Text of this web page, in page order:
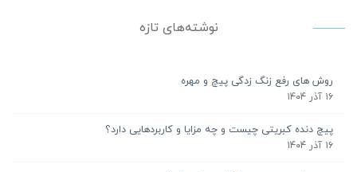
نوشته‌های تازه
روش های رفع زنگ زدگی پیچ و مهره
۱۶ آذر ۱۴۰۴
پیچ دنده کبریتی چیست و چه مزایا و کاربردهایی دارد؟
۱۶ آذر ۱۴۰۴